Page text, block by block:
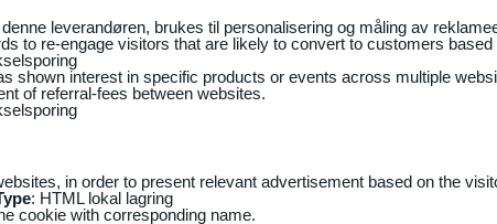
leverandøren, brukes til personalisering og måling av
to re-engage visitors that are likely to convert to customers
shown interest in specific products or events across multiple
of referral-fees between websites.
in order to present relevant advertisement based on the
: HTML lokal lagring
cookie with corresponding name.